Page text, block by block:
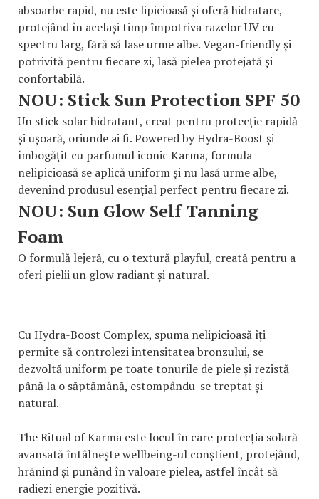
absoarbe rapid, nu este lipicioasă și oferă hidratare,
protejând în același timp împotriva razelor UV cu
spectru larg, fără să lase urme albe. Vegan-friendly și
potrivită pentru fiecare zi, lasă pielea protejată și
confortabilă.
NOU: Stick Sun Protection SPF 50
Un stick solar hidratant, creat pentru protecție rapidă
și ușoară, oriunde ai fi. Powered by Hydra-Boost și
îmbogățit cu parfumul iconic Karma, formula
nelipicioasă se aplică uniform și nu lasă urme albe,
devenind produsul esențial perfect pentru fiecare zi.
NOU: Sun Glow Self Tanning
Foam
O formulă lejeră, cu o textură playful, creată pentru a
oferi pielii un glow radiant și natural.
Cu Hydra-Boost Complex, spuma nelipicioasă îți
permite să controlezi intensitatea bronzului, se
dezvoltă uniform pe toate tonurile de piele și rezistă
până la o săptămână, estompându-se treptat și
natural.
The Ritual of Karma este locul în care protecția solară
avansată întâlnește wellbeing-ul conștient, protejând,
hrănind și punând în valoare pielea, astfel încât să
radiezi energie pozitivă.